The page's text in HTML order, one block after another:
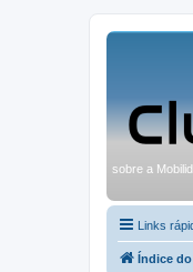
sobre a
Links
Índice